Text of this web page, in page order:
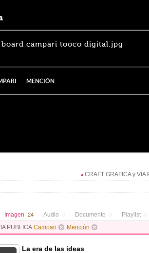
CRAFT GRAFICA y VIA
Imagen 24 Audio Documento Playlist
PUBLICA Campari Mención
La era de las ideas